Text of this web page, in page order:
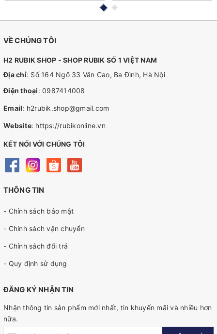
VỀ CHÚNG TÔI
H2 RUBIK SHOP - SHOP RUBIK SỐ 1 VIỆT NAM
Địa chỉ: Số 164 Ngõ 33 Văn Cao, Ba Đình, Hà Nội
Điện thoại: 0987414008
Email: h2rubik.shop@gmail.com
Website: https://rubikonline.vn
KẾT NỐI VỚI CHÚNG TÔI
THÔNG TIN
- Chính sách bảo mật
- Chính sách vận chuyển
- Chính sách đổi trả
- Quy định sử dụng
ĐĂNG KÝ NHẬN TIN
Nhận thông tin sản phẩm mới nhất, tin khuyến mãi và nhiều hơn
nữa.